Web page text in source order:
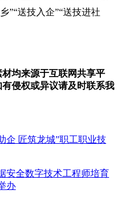
”“送技入企”“送技进社
均来源于互联网共享平
侵权或异议请及时联系我
企 匠筑龙城”职工职业技
安全数字技术工程师培育
办